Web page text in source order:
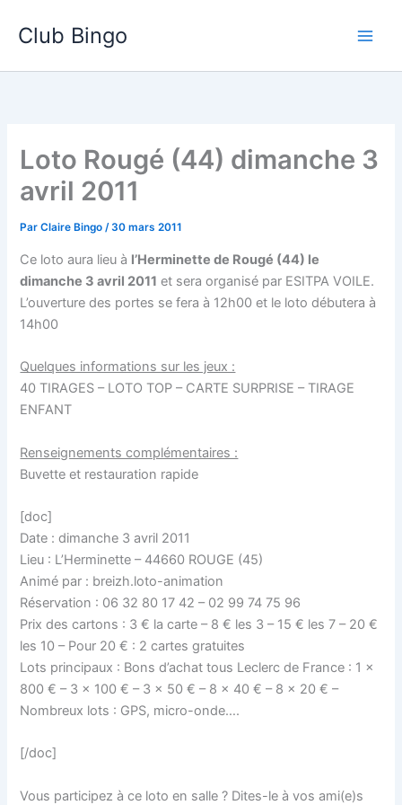
Club Bingo
Loto Rougé (44) dimanche 3
avril 2011
ParClaire Bingo/30 mars 2011
Ce loto aura lieu à l’Herminette de Rougé (44) le
dimanche 3 avril 2011 et sera organisé par ESITPA VOILE.
L’ouverture des portes se fera à 12h00 et le loto débutera à
14h00
Quelques informations sur les jeux :
40 TIRAGES – LOTO TOP – CARTE SURPRISE – TIRAGE
ENFANT
Renseignements complémentaires :
Buvette et restauration rapide
[doc]
Date : dimanche 3 avril 2011
Lieu : L’Herminette – 44660 ROUGE (45)
Animé par : breizh.loto-animation
Réservation : 06 32 80 17 42 – 02 99 74 75 96
Prix des cartons : 3 € la carte – 8 € les 3 – 15 € les 7 – 20 €
les 10 – Pour 20 € : 2 cartes gratuites
Lots principaux : Bons d’achat tous Leclerc de France : 1 x
800 € – 3 x 100 € – 3 x 50 € – 8 x 40 € – 8 x 20 € –
Nombreux lots : GPS, micro-onde….
[/doc]
Vous participez à ce loto en salle ? Dites-le à vos ami(e)s